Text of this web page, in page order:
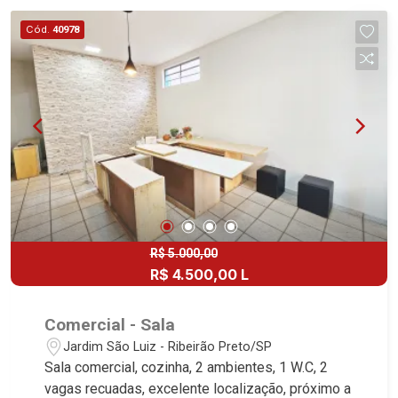
João Fiúsa, 1051 - Alto da Boa Vista | Ribeirão
Preto.
Cód. 40978
R$ 5.000,00
R$ 4.500,00 L
Comercial - Sala
Jardim São Luiz - Ribeirão Preto/SP
Sala comercial, cozinha, 2 ambientes, 1 W.C, 2
vagas recuadas, excelente localização, próximo a